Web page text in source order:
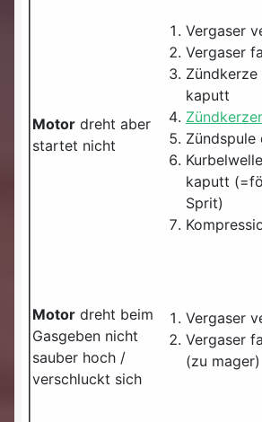
Motor dreht aber
startet nicht
Vergaser
Vergaser
kaputt
Zündspule
kaputt
Sprit)
Motor dreht beim
Gasgeben nicht
sauber hoch /
verschluckt sich
Vergaser
Vergaser
(zu mager)